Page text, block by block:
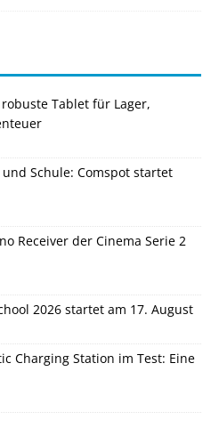
Tablet für Lager,
Schule: Comspot startet
Receiver der Cinema Serie 2
2026 startet am 17. August
Charging Station im Test: Eine